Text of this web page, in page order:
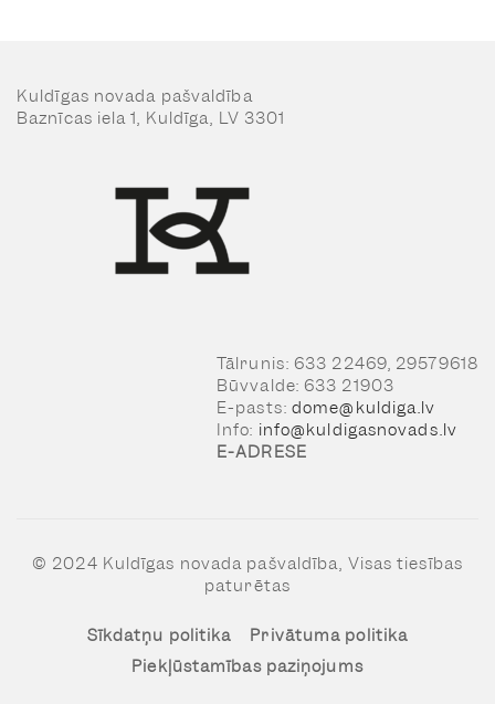
Kuldīgas novada pašvaldība
Baznīcas iela 1, Kuldīga, LV 3301
Tālrunis: 633 22469, 29579618
Būvvalde: 633 21903
E-pasts: dome@kuldiga.lv
Info: info@kuldigasnovads.lv
E-ADRESE
© 2024 Kuldīgas novada pašvaldība, Visas tiesības
paturētas
Sīkdatņu politika
Privātuma politika
Piekļūstamības paziņojums